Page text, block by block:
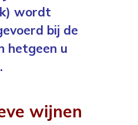
wordt
bij de
hetgeen u
wijnen